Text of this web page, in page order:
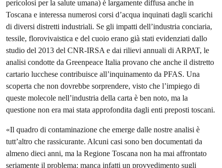
pericolosi per la salute umana) è largamente diffusa anche in
Toscana e interessa numerosi corsi d’acqua inquinati dagli scarichi
di diversi distretti industriali. Se gli impatti dell’industria conciaria,
tessile, florovivaistica e del cuoio erano già stati evidenziati dallo
studio del 2013 del CNR-IRSA e dai rilievi annuali di ARPAT, le
analisi condotte da Greenpeace Italia provano che anche il distretto
cartario lucchese contribuisce all’inquinamento da PFAS. Una
scoperta che non dovrebbe sorprendere, visto che l’impiego di
queste molecole nell’industria della carta è ben noto, ma la
questione non era mai stata approfondita dagli enti preposti toscani.
«Il quadro di contaminazione che emerge dalle nostre analisi è
tutt’altro che rassicurante. Alcuni casi sono ben documentati da
almeno dieci anni, ma la Regione Toscana non ha mai affrontato
seriamente il problema: manca infatti un provvedimento sugli